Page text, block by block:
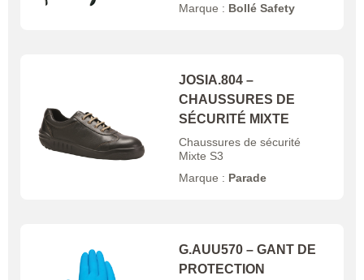
Marque : Bollé Safety
JOSIA.804 –
CHAUSSURES DE
SÉCURITÉ MIXTE
Chaussures de sécurité
Mixte S3
Marque : Parade
G.AUU570 – GANT DE
PROTECTION